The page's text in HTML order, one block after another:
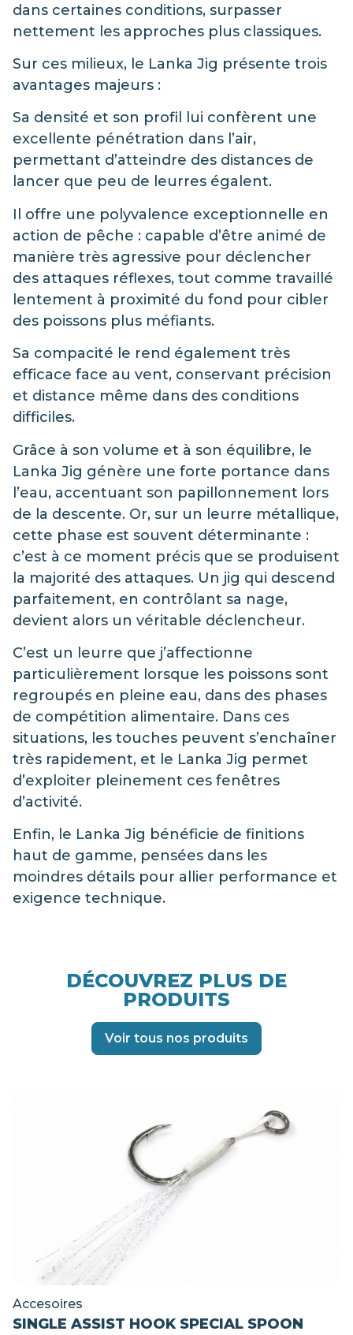
dans certaines conditions, surpasser
nettement les approches plus classiques.
Sur ces milieux, le Lanka Jig présente trois
avantages majeurs :
Sa densité et son profil lui confèrent une
excellente pénétration dans l’air,
permettant d’atteindre des distances de
lancer que peu de leurres égalent.
Il offre une polyvalence exceptionnelle en
action de pêche : capable d’être animé de
manière très agressive pour déclencher
des attaques réflexes, tout comme travaillé
lentement à proximité du fond pour cibler
des poissons plus méfiants.
Sa compacité le rend également très
efficace face au vent, conservant précision
et distance même dans des conditions
difficiles.
Grâce à son volume et à son équilibre, le
Lanka Jig génère une forte portance dans
l’eau, accentuant son papillonnement lors
de la descente. Or, sur un leurre métallique,
cette phase est souvent déterminante :
c’est à ce moment précis que se produisent
la majorité des attaques. Un jig qui descend
parfaitement, en contrôlant sa nage,
devient alors un véritable déclencheur.
C’est un leurre que j’affectionne
particulièrement lorsque les poissons sont
regroupés en pleine eau, dans des phases
de compétition alimentaire. Dans ces
situations, les touches peuvent s’enchaîner
très rapidement, et le Lanka Jig permet
d’exploiter pleinement ces fenêtres
d’activité.
Enfin, le Lanka Jig bénéficie de finitions
haut de gamme, pensées dans les
moindres détails pour allier performance et
exigence technique.
DÉCOUVREZ PLUS DE
PRODUITS
Voir tous nos produits
Accesoires
SINGLE ASSIST HOOK SPECIAL SPOON